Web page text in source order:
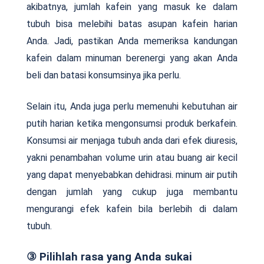
akibatnya, jumlah kafein yang masuk ke dalam
tubuh bisa melebihi batas asupan kafein harian
Anda. Jadi, pastikan Anda memeriksa kandungan
kafein dalam minuman berenergi yang akan Anda
beli dan batasi konsumsinya jika perlu.
Selain itu, Anda juga perlu memenuhi kebutuhan air
putih harian ketika mengonsumsi produk berkafein.
Konsumsi air menjaga tubuh anda dari efek diuresis,
yakni penambahan volume urin atau buang air kecil
yang dapat menyebabkan dehidrasi. minum air putih
dengan jumlah yang cukup juga membantu
mengurangi efek kafein bila berlebih di dalam
tubuh.
③ Pilihlah rasa yang Anda sukai